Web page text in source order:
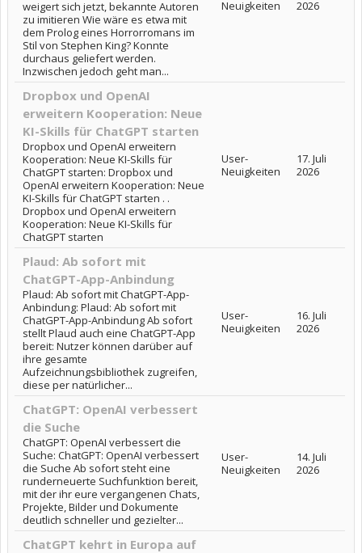
weigert sich jetzt, bekannte Autoren
zu imitieren Wie wäre es etwa mit
dem Prolog eines Horrorromans im
Stil von Stephen King? Konnte
durchaus geliefert werden.
Inzwischen jedoch geht man...
Neuigkeiten 2026
Dropbox und OpenAI
erweitern Kooperation: Neue
KI-Skills für ChatGPT starten
Dropbox und OpenAI erweitern
Kooperation: Neue KI-Skills für
ChatGPT starten: Dropbox und
OpenAI erweitern Kooperation: Neue
KI-Skills für ChatGPT starten . .
Dropbox und OpenAI erweitern
Kooperation: Neue KI-Skills für
ChatGPT starten
User-
Neuigkeiten
17. Juli
2026
Plaud: Ab sofort mit
ChatGPT-App-Anbindung
Plaud: Ab sofort mit ChatGPT-App-
Anbindung: Plaud: Ab sofort mit
ChatGPT-App-Anbindung Ab sofort
stellt Plaud auch eine ChatGPT-App
bereit: Nutzer können darüber auf
ihre gesamte
Aufzeichnungsbibliothek zugreifen,
diese per natürlicher...
User-
Neuigkeiten
16. Juli
2026
ChatGPT: OpenAI verbessert
die Suche
ChatGPT: OpenAI verbessert die
Suche: ChatGPT: OpenAI verbessert
die Suche Ab sofort steht eine
runderneuerte Suchfunktion bereit,
mit der ihr eure vergangenen Chats,
Projekte, Bilder und Dokumente
deutlich schneller und gezielter...
User-
Neuigkeiten
14. Juli
2026
ChatGPT kehrt in Europa auf